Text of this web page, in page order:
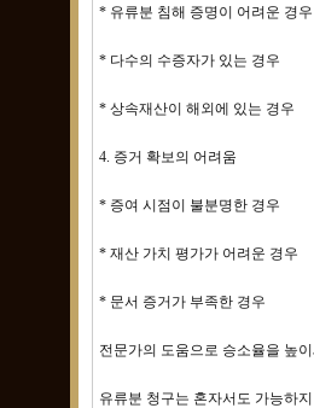
* 유류분 침해 증명이 어려운 경우
* 다수의 수증자가 있는 경우
* 상속재산이 해외에 있는 경우
4. 증거 확보의 어려움
* 증여 시점이 불분명한 경우
* 재산 가치 평가가 어려운 경우
* 문서 증거가 부족한 경우
전문가의 도움으로 승소율을 높
유류분 청구는 혼자서도 가능하